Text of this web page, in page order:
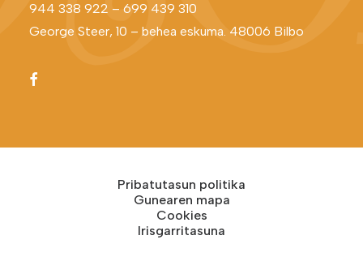
944 338 922 – 699 439 310
George Steer, 10 – behea eskuma. 48006 Bilbo
Pribatutasun politika
Gunearen mapa
Cookies
Irisgarritasuna